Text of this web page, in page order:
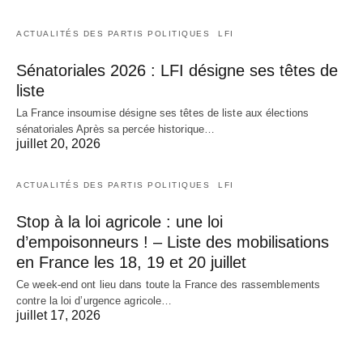
ACTUALITÉS DES PARTIS POLITIQUES LFI
Sénatoriales 2026 : LFI désigne ses têtes de
liste
La France insoumise désigne ses têtes de liste aux élections
sénatoriales Après sa percée historique…
juillet 20, 2026
ACTUALITÉS DES PARTIS POLITIQUES LFI
Stop à la loi agricole : une loi
d’empoisonneurs ! – Liste des mobilisations
en France les 18, 19 et 20 juillet
Ce week-end ont lieu dans toute la France des rassemblements
contre la loi d’urgence agricole…
juillet 17, 2026